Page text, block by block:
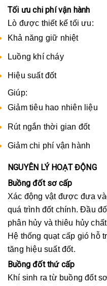
Tối ưu chi phí vận hành
Lò được thiết kế tối ưu:
Khả năng giữ nhiệt
Luồng khí cháy
Hiệu suất đốt
Giúp:
Giảm tiêu hao nhiên liệu
Rút ngắn thời gian đốt
Giảm chi phí vận hành
NGUYÊN LÝ HOẠT ĐỘNG
Buồng đốt sơ cấp
Xác động vật được đưa
quá trình đốt chính. Đầu
phân hủy và thiêu hủy
Hệ thống quạt cấp gió hỗ
tăng hiệu suất đốt.
Buồng đốt thứ cấp
Khí sinh ra từ buồng đốt